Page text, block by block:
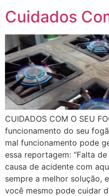
Cuidados
CUIDADOS COM O SEU
funcionamento do seu
mal funcionamento pode
essa reportagem: “Falta
causa de acidente com
sempre a melhor solução,
você mesmo pode cuidar